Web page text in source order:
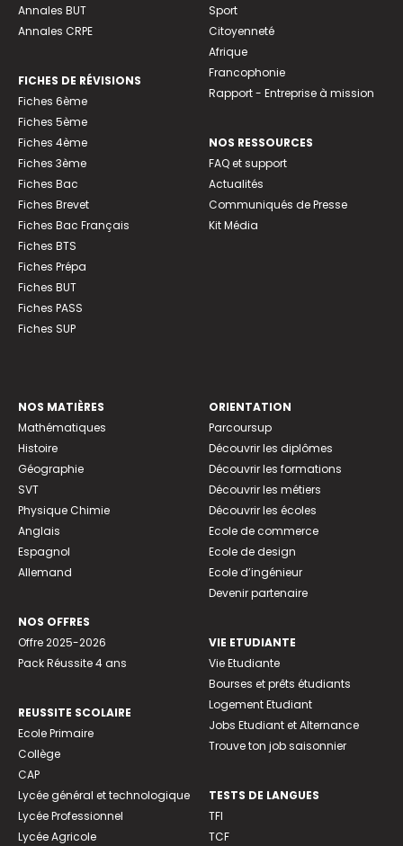
Annales BUT
Annales CRPE
FICHES DE RÉVISIONS
Fiches 6ème
Fiches 5ème
Fiches 4ème
Fiches 3ème
Fiches Bac
Fiches Brevet
Fiches Bac Français
Fiches BTS
Fiches Prépa
Fiches BUT
Fiches PASS
Fiches SUP
Sport
Citoyenneté
Afrique
Francophonie
Rapport - Entreprise à mission
NOS RESSOURCES
FAQ et support
Actualités
Communiqués de Presse
Kit Média
NOS MATIÈRES
Mathématiques
Histoire
Géographie
SVT
Physique Chimie
Anglais
Espagnol
Allemand
NOS OFFRES
Offre 2025-2026
Pack Réussite 4 ans
REUSSITE SCOLAIRE
Ecole Primaire
Collège
CAP
Lycée général et technologique
Lycée Professionnel
Lycée Agricole
ORIENTATION
Parcoursup
Découvrir les diplômes
Découvrir les formations
Découvrir les métiers
Découvrir les écoles
Ecole de commerce
Ecole de design
Ecole d’ingénieur
Devenir partenaire
VIE ETUDIANTE
Vie Etudiante
Bourses et prêts étudiants
Logement Etudiant
Jobs Etudiant et Alternance
Trouve ton job saisonnier
TESTS DE LANGUES
TFI
TCF